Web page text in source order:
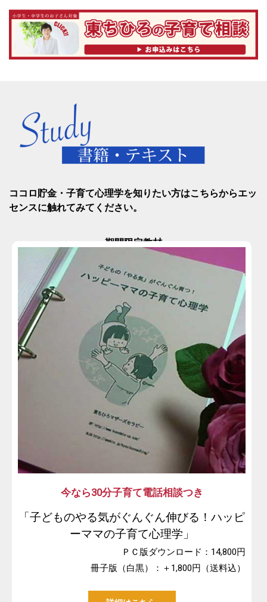
ココロ貯金・子育て心理学を知りたい方はこちらからエッ
センスに触れてみてください。
-期間限定教材-
今なら30分子育て電話相談つき
「子どものやる気がぐんぐん伸びる！ハッピ
ーママの子育て心理学」
ＰＣ版ダウンロード：14,800円
冊子版（白黒）：＋1,800円（送料込）